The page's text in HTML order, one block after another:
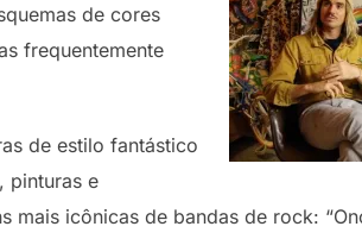
de cores
frequentemente
de estilo fantástico
pinturas e
icônicas de bandas de rock: